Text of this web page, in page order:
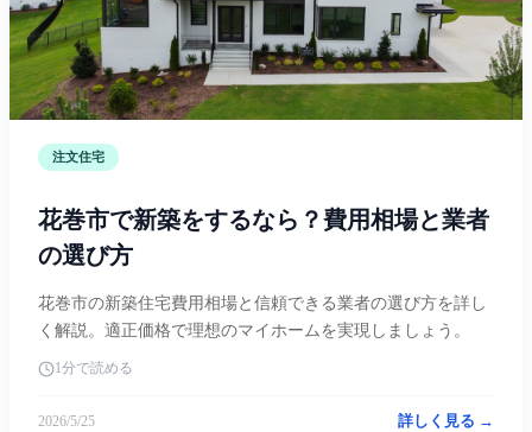
注文住宅
花巻市で新築をするなら？費用相場と業者
の選び方
花巻市の新築住宅費用相場と信頼できる業者の選び方を詳し
く解説。適正価格で理想のマイホームを実現しましょう。
1分で読める
2026/5/25 詳しく見る →